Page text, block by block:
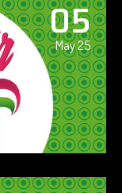
05
May 25